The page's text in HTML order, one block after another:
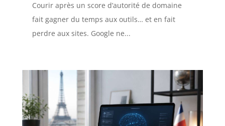
Courir après un score d’autorité de domaine
fait gagner du temps aux outils… et en fait
perdre aux sites. Google ne...